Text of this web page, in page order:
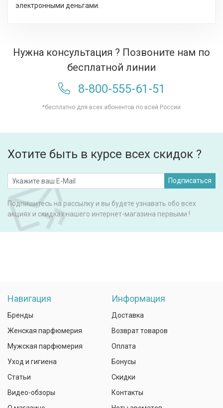
электронными деньгами.
Нужна консультация ? Позвоните нам по
бесплатной линии
8-800-555-61-51
*бесплатно для всех абонентов по всей России
Хотите быть в курсе всех скидок ?
Подписаться
Подпишитесь на рассылку и вы будете узнавать обо всех
акциях и скидках нашего интернет-магазина первыми !
Навигация
Бренды
Женская парфюмерия
Мужская парфюмерия
Уход и гигиена
Статьи
Видео-обзоры
Информация
Доставка
Возврат товаров
Оплата
Бонусы
Скидки
Контакты